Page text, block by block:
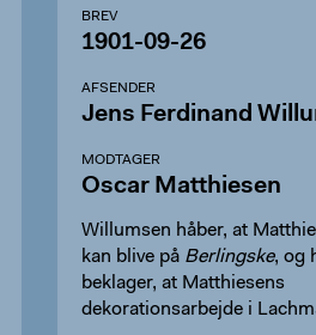
BREV
1901-09-26
AFSENDER
Jens Ferdinand
MODTAGER
Oscar Matthiesen
Willumsen håber, at
kan blive på Berlingske, og
beklager, at Matthiesens
dekorationsarbejde i